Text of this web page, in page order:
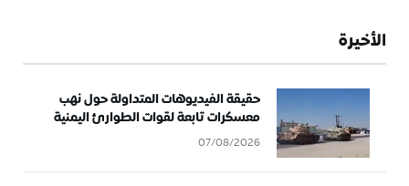
الأخيرة
حقيقة الفيديوهات المتداولة حول نهب
معسكرات تابعة لقوات الطوارئ اليمنية
07/08/2026